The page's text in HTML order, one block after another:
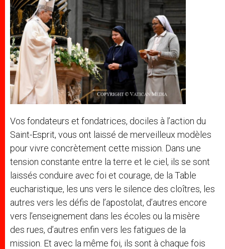
Vos fondateurs et fondatrices, dociles à l’action du
Saint-Esprit, vous ont laissé de merveilleux modèles
pour vivre concrètement cette mission. Dans une
tension constante entre la terre et le ciel, ils se sont
laissés conduire avec foi et courage, de la Table
eucharistique, les uns vers le silence des cloîtres, les
autres vers les défis de l’apostolat, d’autres encore
vers l’enseignement dans les écoles ou la misère
des rues, d’autres enfin vers les fatigues de la
mission. Et avec la même foi, ils sont à chaque fois